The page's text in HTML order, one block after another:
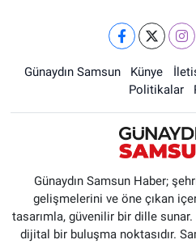
Günaydın Samsun Künye
Politikalar
Günaydın Samsun Haber;
gelişmelerini ve öne çıkan
tasarımla, güvenilir bir dille
dijital bir buluşma noktasıdır.